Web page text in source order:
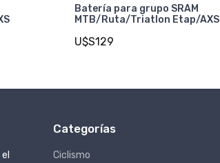
Batería para grupo SRAM
MTB/Ruta/Triatlon Etap/AXS
U$S129
Categorías
Ciclismo